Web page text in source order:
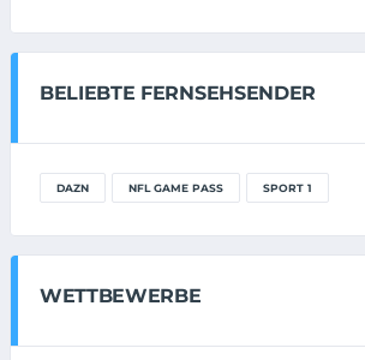
BELIEBTE FERNSEHSENDER
DAZN NFL GAME PASS SPORT 1
WETTBEWERBE